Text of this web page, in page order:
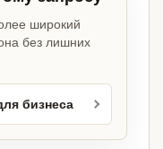
широкий
без лишних
бизнеса